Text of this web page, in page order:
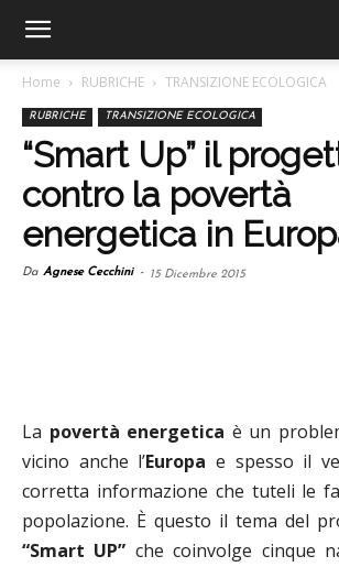
Home RUBRICHE TRANSIZIONE ECOLOGICA
RUBRICHE TRANSIZIONE ECOLOGICA
“Smart Up” il
contro la povertà
energetica in
Da Agnese Cecchini - 15 Dicembre 2015
La povertà energetica è un
vicino anche l’Europa e spesso il
corretta informazione che tuteli le
popolazione. È questo il tema del
“Smart UP” che coinvolge cinque